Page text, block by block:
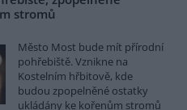
stromů
Město Most bude mít přírodní
pohřebiště. Vznikne na
Kostelním hřbitově, kde
budou zpopelněné ostatky
ukládány ke kořenům stromů